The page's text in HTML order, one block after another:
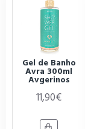
Gel de Banho
Avra 300ml
Avgerinos
11,90€